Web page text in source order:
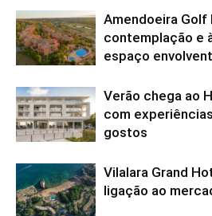
Amendoeira Golf
contemplação e
espaço
Verão chega ao
com
gostos
Vilalara Grand
ligação ao